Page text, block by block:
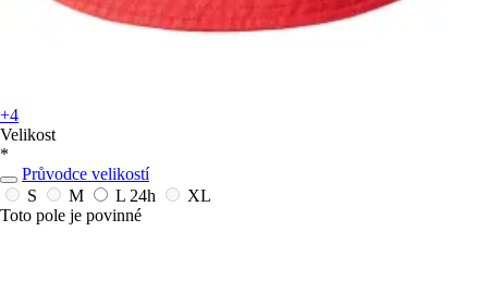
+4
Velikost
*
Průvodce velikostí
S
M L 24h
XL
Toto pole je povinné